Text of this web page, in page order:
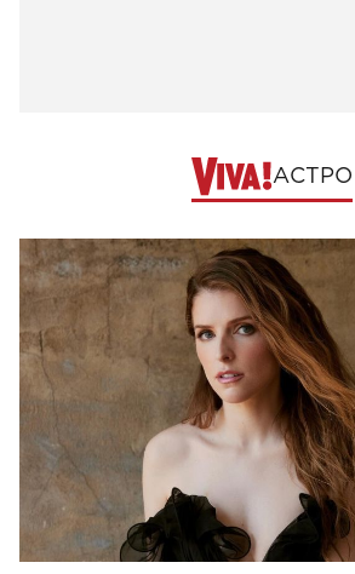
АСТРО